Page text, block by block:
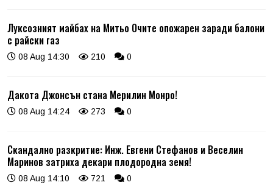
Луксозният майбах на Митьо Очите опожарен заради балони
с райски газ
08 Aug 14:30 210 0
Дакота Джонсън стана Мерилин Монро!
08 Aug 14:24 273 0
Скандално разкритие: Инж. Евгени Стефанов и Веселин
Маринов затриха декари плодородна земя!
08 Aug 14:10 721 0